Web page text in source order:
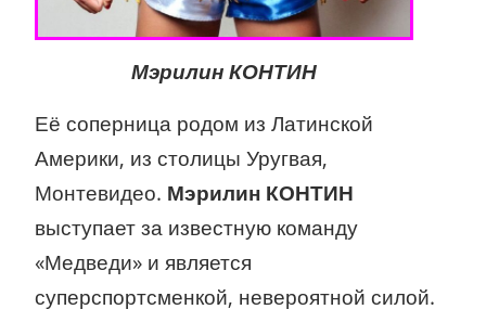
Мэрилин КОНТИН
Её соперница родом из Латинской
Америки, из столицы Уругвая,
Монтевидео. Мэрилин КОНТИН
выступает за известную команду
«Медведи» и является
суперспортсменкой, невероятной силой.